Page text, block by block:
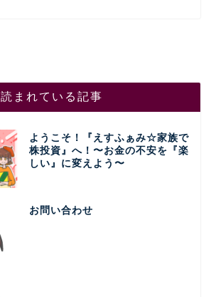
読まれている記事
ようこそ！『えすふぁみ☆家族で
株投資』へ！〜お金の不安を『楽
しい』に変えよう〜
お問い合わせ